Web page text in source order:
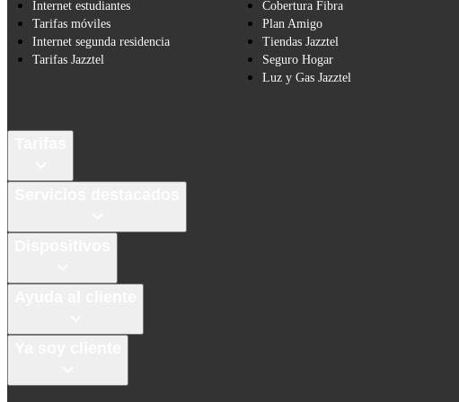
Internet estudiantes
Tarifas móviles
Internet segunda residencia
Tarifas Jazztel
Cobertura Fibra
Plan Amigo
Tiendas Jazztel
Seguro Hogar
Luz y Gas Jazztel